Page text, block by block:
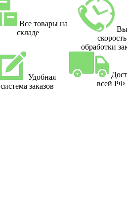
Все товары на
складе
скорость
обработки
Удобная
система заказов
всей РФ